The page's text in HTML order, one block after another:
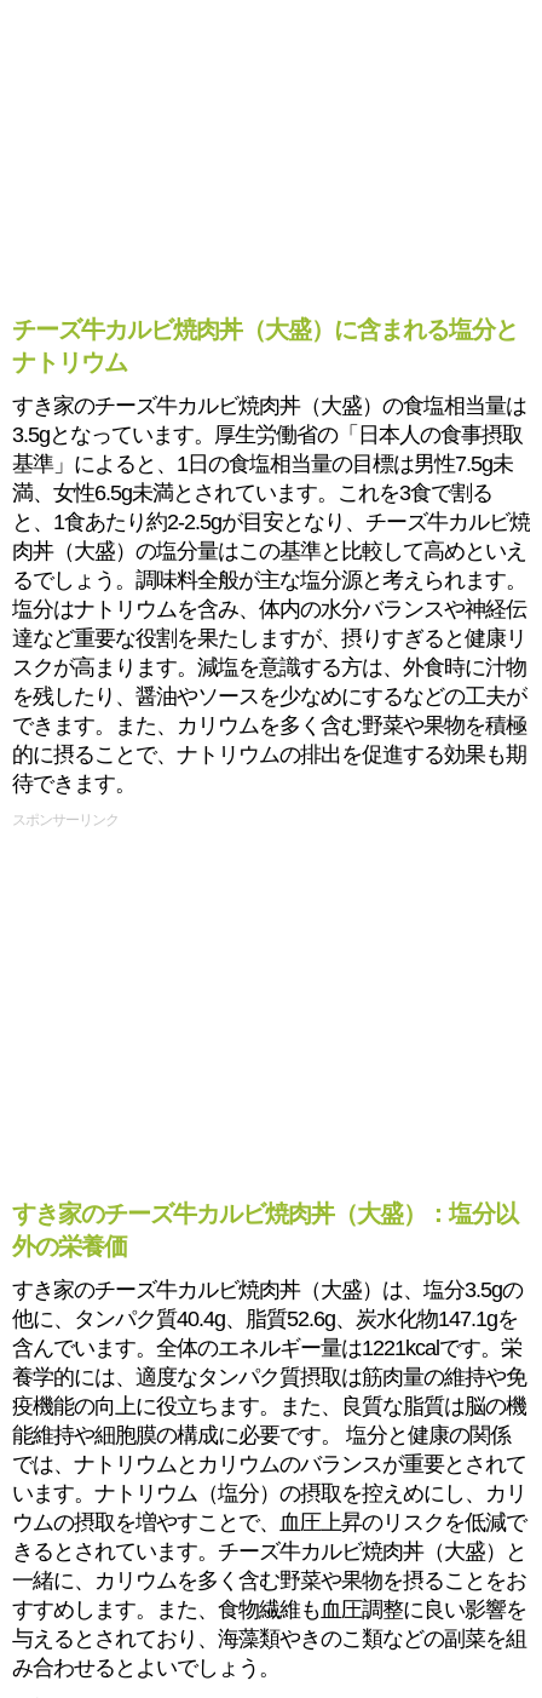
チーズ牛カルビ焼肉丼（大盛）に含まれる塩分と
ナトリウム
すき家のチーズ牛カルビ焼肉丼（大盛）の食塩相当量は
3.5gとなっています。厚生労働省の「日本人の食事摂取
基準」によると、1日の食塩相当量の目標は男性7.5g未
満、女性6.5g未満とされています。これを3食で割る
と、1食あたり約2-2.5gが目安となり、チーズ牛カルビ焼
肉丼（大盛）の塩分量はこの基準と比較して高めといえ
るでしょう。調味料全般が主な塩分源と考えられます。
塩分はナトリウムを含み、体内の水分バランスや神経伝
達など重要な役割を果たしますが、摂りすぎると健康リ
スクが高まります。減塩を意識する方は、外食時に汁物
を残したり、醤油やソースを少なめにするなどの工夫が
できます。また、カリウムを多く含む野菜や果物を積極
的に摂ることで、ナトリウムの排出を促進する効果も期
待できます。
スポンサーリンク
すき家のチーズ牛カルビ焼肉丼（大盛）：塩分以
外の栄養価
すき家のチーズ牛カルビ焼肉丼（大盛）は、塩分3.5gの
他に、タンパク質40.4g、脂質52.6g、炭水化物147.1gを
含んでいます。全体のエネルギー量は1221kcalです。栄
養学的には、適度なタンパク質摂取は筋肉量の維持や免
疫機能の向上に役立ちます。また、良質な脂質は脳の機
能維持や細胞膜の構成に必要です。 塩分と健康の関係
では、ナトリウムとカリウムのバランスが重要とされて
います。ナトリウム（塩分）の摂取を控えめにし、カリ
ウムの摂取を増やすことで、血圧上昇のリスクを低減で
きるとされています。チーズ牛カルビ焼肉丼（大盛）と
一緒に、カリウムを多く含む野菜や果物を摂ることをお
すすめします。また、食物繊維も血圧調整に良い影響を
与えるとされており、海藻類やきのこ類などの副菜を組
み合わせるとよいでしょう。